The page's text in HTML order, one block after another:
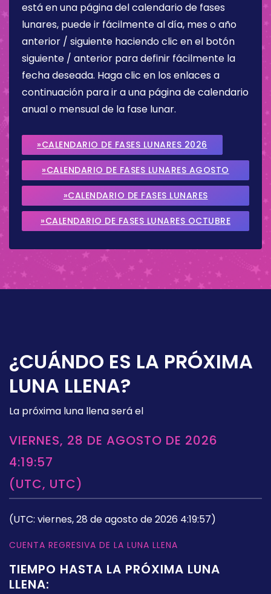
está en una página del calendario de fases
lunares, puede ir fácilmente al día, mes o año
anterior / siguiente haciendo clic en el botón
siguiente / anterior para definir fácilmente la
fecha deseada. Haga clic en los enlaces a
continuación para ir a una página de calendario
anual o mensual de la fase lunar.
»CALENDARIO DE FASES LUNARES 2026
»CALENDARIO DE FASES LUNARES AGOSTO
2026
»CALENDARIO DE FASES LUNARES
SEPTIEMBRE 2026
»CALENDARIO DE FASES LUNARES OCTUBRE
¿CUÁNDO ES LA PRÓXIMA
LUNA LLENA?
La próxima luna llena será el
VIERNES, 28 DE AGOSTO DE 2026
4:19:57
(UTC, UTC)
(UTC: viernes, 28 de agosto de 2026 4:19:57)
CUENTA REGRESIVA DE LA LUNA LLENA
TIEMPO HASTA LA PRÓXIMA LUNA
LLENA: